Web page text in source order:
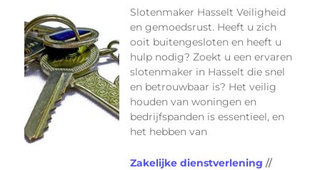
Slotenmaker Hasselt Veiligheid
en gemoedsrust. Heeft u zich
ooit buitengesloten en heeft u
hulp nodig? Zoekt u een ervaren
slotenmaker in Hasselt die snel
en betrouwbaar is? Het veilig
houden van woningen en
bedrijfspanden is essentieel, en
het hebben van
Zakelijke dienstverlening //